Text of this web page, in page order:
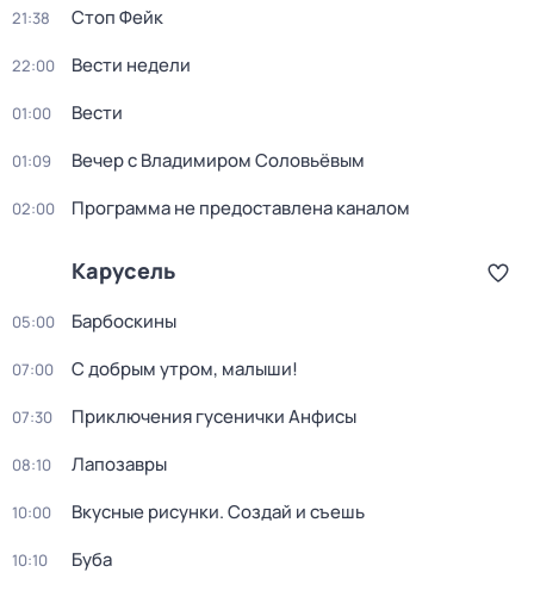
21:38 Стоп Фейк
22:00 Вести недели
01:00 Вести
01:09 Вечер с Владимиром Соловьёвым
02:00 Программа не предоставлена каналом
Карусель
05:00 Барбоскины
07:00 С добрым утром, малыши!
07:30 Приключения гусенички Анфисы
08:10 Лапозавры
10:00 Вкусные рисунки. Создай и съешь
10:10 Буба